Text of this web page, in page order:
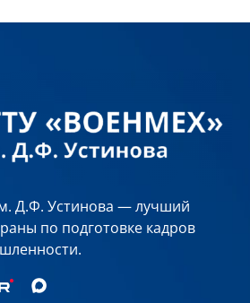
Д.Ф. Устинова — лучший
по подготовке кадров